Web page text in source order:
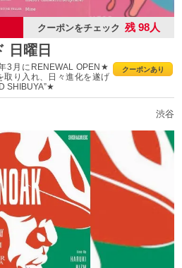
クーポンをチェック 残 98人
日曜日
クーポンあり
3月にRENEWAL OPEN★
取り入れ、日々進化を遂げ
SHIBUYA”★
渋谷